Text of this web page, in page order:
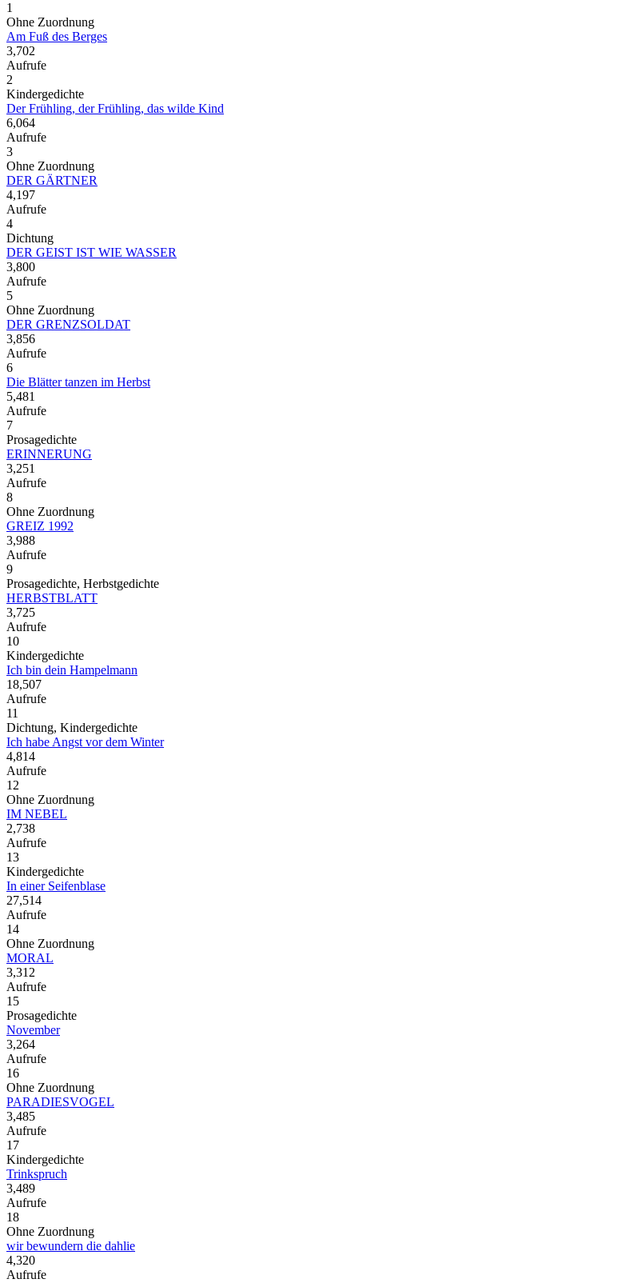
1
Ohne Zuordnung
Am Fuß des Berges
3,702
Aufrufe
2
Kindergedichte
Der Frühling, der Frühling, das wilde Kind
6,064
Aufrufe
3
Ohne Zuordnung
DER GÄRTNER
4,197
Aufrufe
4
Dichtung
DER GEIST IST WIE WASSER
3,800
Aufrufe
5
Ohne Zuordnung
DER GRENZSOLDAT
3,856
Aufrufe
6
Die Blätter tanzen im Herbst
5,481
Aufrufe
7
Prosagedichte
ERINNERUNG
3,251
Aufrufe
8
Ohne Zuordnung
GREIZ 1992
3,988
Aufrufe
9
Prosagedichte, Herbstgedichte
HERBSTBLATT
3,725
Aufrufe
10
Kindergedichte
Ich bin dein Hampelmann
18,507
Aufrufe
11
Dichtung, Kindergedichte
Ich habe Angst vor dem Winter
4,814
Aufrufe
12
Ohne Zuordnung
IM NEBEL
2,738
Aufrufe
13
Kindergedichte
In einer Seifenblase
27,514
Aufrufe
14
Ohne Zuordnung
MORAL
3,312
Aufrufe
15
Prosagedichte
November
3,264
Aufrufe
16
Ohne Zuordnung
PARADIESVOGEL
3,485
Aufrufe
17
Kindergedichte
Trinkspruch
3,489
Aufrufe
18
Ohne Zuordnung
wir bewundern die dahlie
4,320
Aufrufe